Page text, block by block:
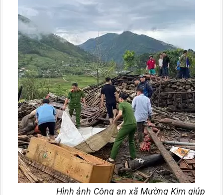
Hình ảnh Công an xã Mường Kim giúp